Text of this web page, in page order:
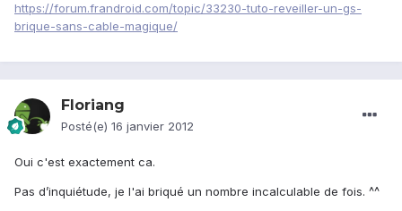
https://forum.frandroid.com/topic/33230-tuto-reveiller-un-gs-
brique-sans-cable-magique/
Floriang
Posté(e) 16 janvier 2012
Oui c'est exactement ca.
Pas d’inquiétude, je l'ai briqué un nombre incalculable de fois. ^^